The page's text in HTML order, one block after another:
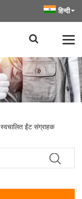
हिन्दी
स्वचालित ईंट संग्राहक